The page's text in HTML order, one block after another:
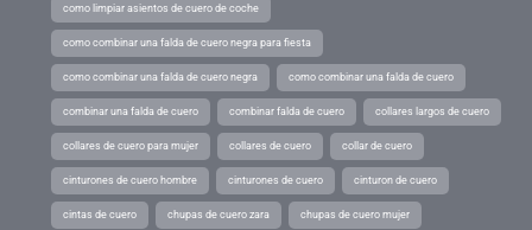
como limpiar asientos de cuero de coche
como combinar una falda de cuero negra para fiesta
como combinar una falda de cuero negra como combinar una falda de cuero
combinar una falda de cuero combinar falda de cuero collares largos de cuero
collares de cuero para mujer collares de cuero collar de cuero
cinturones de cuero hombre cinturones de cuero cinturon de cuero
cintas de cuero chupas de cuero zara chupas de cuero mujer